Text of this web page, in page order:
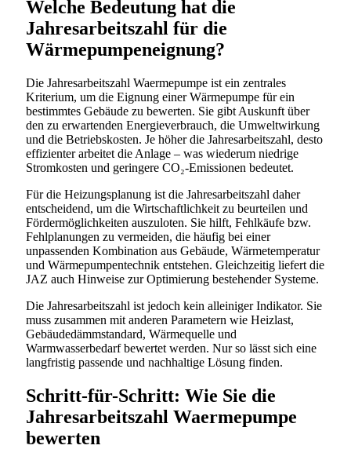
Welche Bedeutung hat die
Jahresarbeitszahl für die
Wärmepumpeneignung?
Die Jahresarbeitszahl Waermepumpe ist ein zentrales
Kriterium, um die Eignung einer Wärmepumpe für ein
bestimmtes Gebäude zu bewerten. Sie gibt Auskunft über
den zu erwartenden Energieverbrauch, die Umweltwirkung
und die Betriebskosten. Je höher die Jahresarbeitszahl, desto
effizienter arbeitet die Anlage – was wiederum niedrige
Stromkosten und geringere CO₂-Emissionen bedeutet.
Für die Heizungsplanung ist die Jahresarbeitszahl daher
entscheidend, um die Wirtschaftlichkeit zu beurteilen und
Fördermöglichkeiten auszuloten. Sie hilft, Fehlkäufe bzw.
Fehlplanungen zu vermeiden, die häufig bei einer
unpassenden Kombination aus Gebäude, Wärmetemperatur
und Wärmepumpentechnik entstehen. Gleichzeitig liefert die
JAZ auch Hinweise zur Optimierung bestehender Systeme.
Die Jahresarbeitszahl ist jedoch kein alleiniger Indikator. Sie
muss zusammen mit anderen Parametern wie Heizlast,
Gebäudedämmstandard, Wärmequelle und
Warmwasserbedarf bewertet werden. Nur so lässt sich eine
langfristig passende und nachhaltige Lösung finden.
Schritt-für-Schritt: Wie Sie die
Jahresarbeitszahl Waermepumpe
bewerten